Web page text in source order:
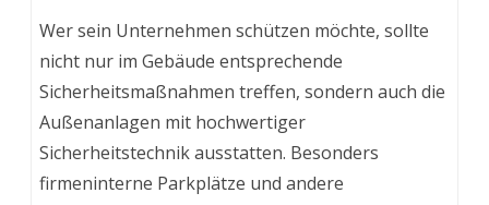
Wer sein Unternehmen schützen möchte, sollte
nicht nur im Gebäude entsprechende
Sicherheitsmaßnahmen treffen, sondern auch die
Außenanlagen mit hochwertiger
Sicherheitstechnik ausstatten. Besonders
firmeninterne Parkplätze und andere